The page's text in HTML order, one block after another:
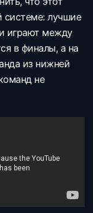
системе: лучшие
играют между
в финалы, а на
из нижней
не